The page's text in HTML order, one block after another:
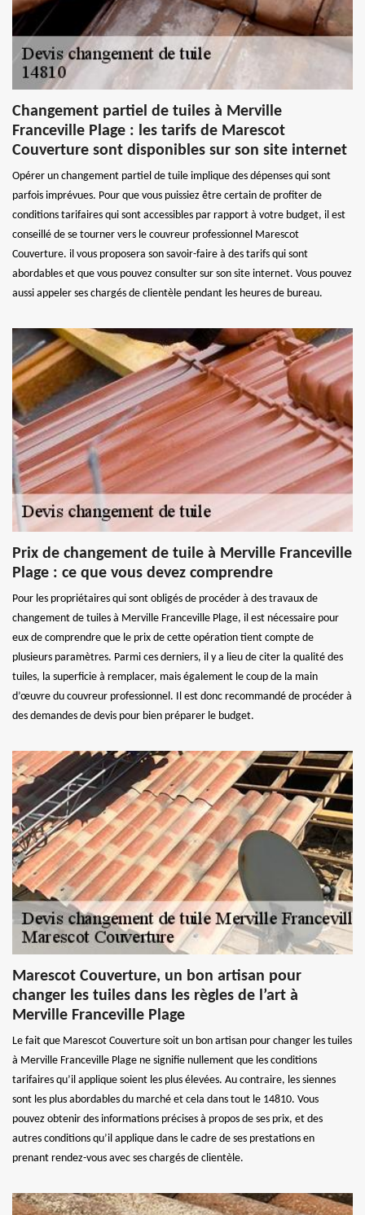
Changement partiel de tuiles à Merville
Franceville Plage : les tarifs de Marescot
Couverture sont disponibles sur son site internet
Opérer un changement partiel de tuile implique des dépenses qui sont
parfois imprévues. Pour que vous puissiez être certain de profiter de
conditions tarifaires qui sont accessibles par rapport à votre budget, il est
conseillé de se tourner vers le couvreur professionnel Marescot
Couverture. il vous proposera son savoir-faire à des tarifs qui sont
abordables et que vous pouvez consulter sur son site internet. Vous pouvez
aussi appeler ses chargés de clientèle pendant les heures de bureau.
Prix de changement de tuile à Merville Franceville
Plage : ce que vous devez comprendre
Pour les propriétaires qui sont obligés de procéder à des travaux de
changement de tuiles à Merville Franceville Plage, il est nécessaire pour
eux de comprendre que le prix de cette opération tient compte de
plusieurs paramètres. Parmi ces derniers, il y a lieu de citer la qualité des
tuiles, la superficie à remplacer, mais également le coup de la main
d’œuvre du couvreur professionnel. Il est donc recommandé de procéder à
des demandes de devis pour bien préparer le budget.
Marescot Couverture, un bon artisan pour
changer les tuiles dans les règles de l’art à
Merville Franceville Plage
Le fait que Marescot Couverture soit un bon artisan pour changer les tuiles
à Merville Franceville Plage ne signifie nullement que les conditions
tarifaires qu’il applique soient les plus élevées. Au contraire, les siennes
sont les plus abordables du marché et cela dans tout le 14810. Vous
pouvez obtenir des informations précises à propos de ses prix, et des
autres conditions qu’il applique dans le cadre de ses prestations en
prenant rendez-vous avec ses chargés de clientèle.